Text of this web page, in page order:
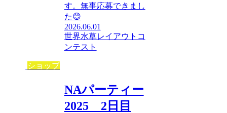
す。無事応募できまし
た😊
2026.06.01
世界水草レイアウトコ
ンテスト
ショップ
NAパーティー
2025 2日目